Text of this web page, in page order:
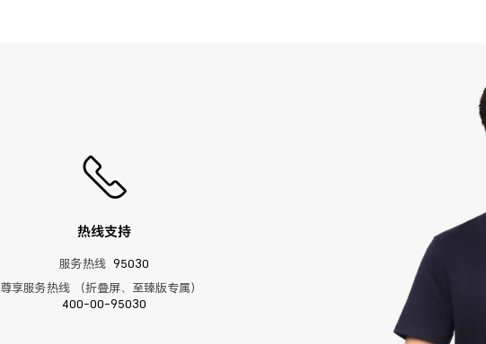
热线支持
服务热线 95030
尊享服务热线 （折叠屏、至臻版专属）
400-00-95030